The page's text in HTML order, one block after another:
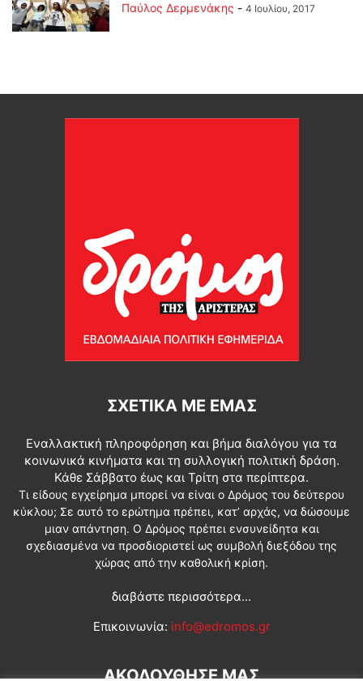
Παύλος Δερμενάκης - 4 Ιουλίου, 2017
ΣΧΕΤΙΚΆ ΜΕ ΕΜΆΣ
Εναλλακτική πληροφόρηση και βήμα διαλόγου για τα
κοινωνικά κινήματα και τη συλλογική πολιτική δράση.
Κάθε Σάββατο έως και Τρίτη στα περίπτερα.
Τι είδους εγχείρημα μπορεί να είναι ο Δρόμος του δεύτερου
κύκλου; Σε αυτό το ερώτημα πρέπει, κατ’ αρχάς, να δώσουμε
μιαν απάντηση. Ο Δρόμος πρέπει ενσυνείδητα και
σχεδιασμένα να προσδιοριστεί ως συμβολή διεξόδου της
χώρας από την καθολική κρίση.
διαβάστε περισσότερα...
Επικοινωνία: info@edromos.gr
ΑΚΟΛΟΥΘΗΣΕ ΜΑΣ